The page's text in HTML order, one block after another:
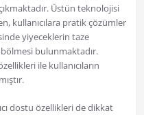
Üstün teknolojisi
kullanıcılara pratik çözümler
yiyeceklerin taze
bölmesi bulunmaktadır.
ile kullanıcıların
dostu özellikleri de dikkat